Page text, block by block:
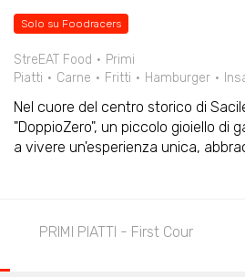
Solo su Foodracers
StreEAT Food
Primi
Piatti
Carne Fritti Hamburger
Nel cuore del centro storico di
"DoppioZero", un piccolo gioiello di
a vivere un'esperienza unica,
PRIMI PIATTI - First Cour